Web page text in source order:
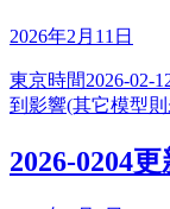
2026年2月11日
東京時間2026-02-
到影響(其它模型則
2026-0204